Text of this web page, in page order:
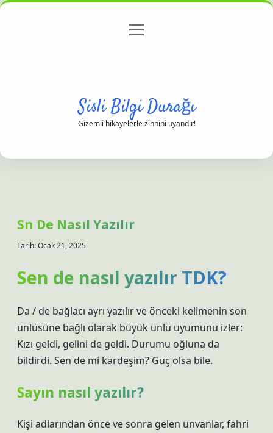
Gizlilik Politikası
menüyü
Sisli Bilgi Durağı
Gizemli hikayelerle zihnini uyandır!
Sn De Nasıl Yazılır
Tarih: Ocak 21, 2025
Sen de nasıl yazılır TDK?
Da / de bağlacı ayrı yazılır ve önceki kelimenin son
ünlüsüne bağlı olarak büyük ünlü uyumunu izler:
Kızı geldi, gelini de geldi. Durumu oğluna da
bildirdi. Sen de mi kardeşim? Güç olsa bile.
Sayın nasıl yazılır?
Kişi adlarından önce ve sonra gelen unvanlar, fahri